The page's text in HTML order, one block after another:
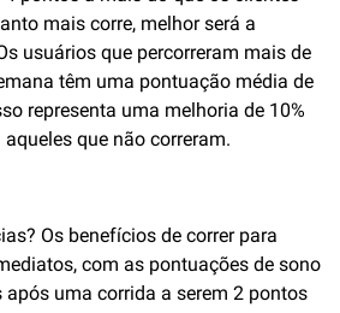
mais corre, melhor será a
usuários que percorreram mais de
têm uma pontuação média de
representa uma melhoria de 10%
que não correram.
Os benefícios de correr para
com as pontuações de sono
uma corrida a serem 2 pontos